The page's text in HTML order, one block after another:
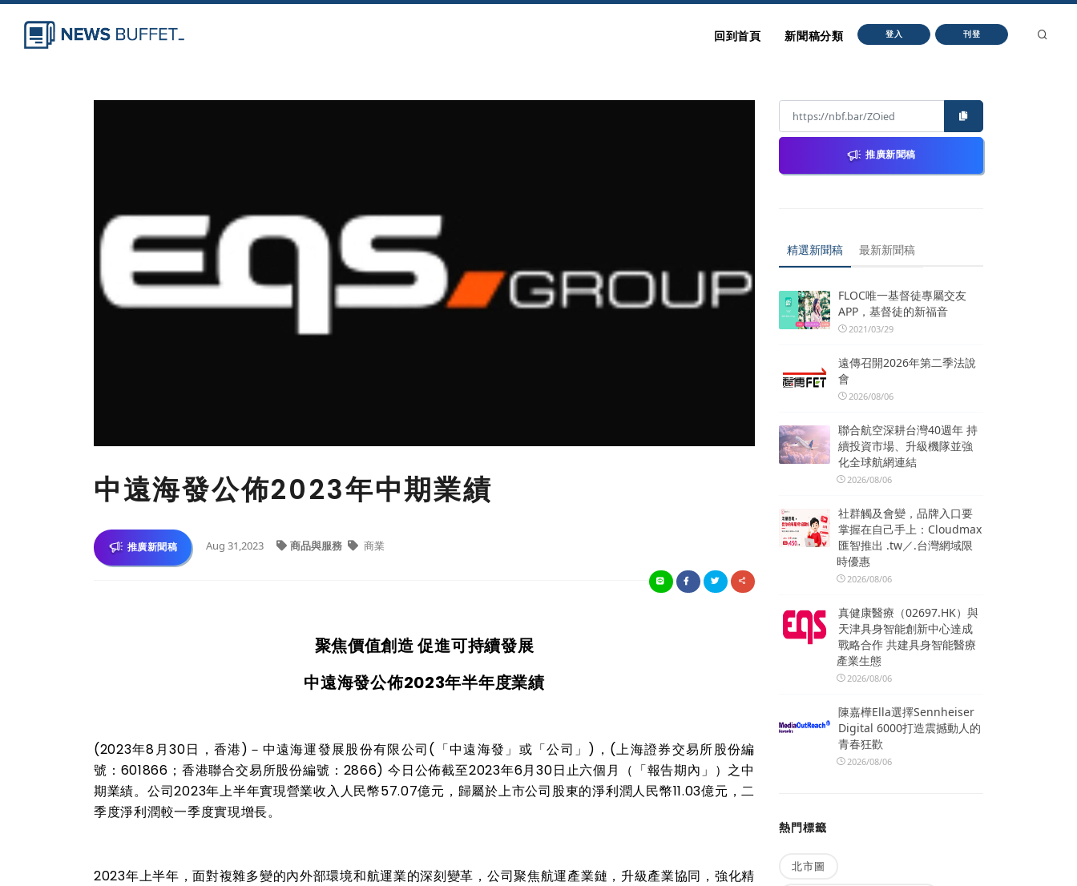
回到首頁 新聞稿分類 登入 刊登
中遠海發公佈2023年中期業績
推廣新聞稿 Aug 31,2023 商品與服務 商業
聚焦價值創造 促進可持續發展
中遠海發公佈2023年半年度業績
(2023年8月30日，香港) －中遠海運發展股份有限公司( 「中遠海發」或「公司」 ) ， (上海證券交易所股份編
號： 601866 ；香港聯合交易所股份編號： 2866) 今日公佈截至2023年6月30日止六個月（「報告期內」）之中
期業績。公司2023年上半年實現營業收入人民幣57.07億元，歸屬於上市公司股東的淨利潤人民幣11.03億元，二
季度淨利潤較一季度實現增長。
2023年上半年，面對複雜多變的內外部環境和航運業的深刻變革，公司聚焦航運產業鏈，升級產業協同，強化精
推廣新聞稿
精選新聞稿 最新新聞稿
FLOC唯一基督徒專屬交友
APP，基督徒的新福音
2021/03/29
遠傳召開2026年第二季法說
會
2026/08/06
聯合航空深耕台灣40週年 持
續投資市場、升級機隊並強
化全球航網連結
2026/08/06
社群觸及會變，品牌入口要
掌握在自己手上：Cloudmax
匯智推出 .tw／.台灣網域限
時優惠
2026/08/06
真健康醫療（02697.HK）與
天津具身智能創新中心達成
戰略合作 共建具身智能醫療
產業生態
2026/08/06
陳嘉樺Ella選擇Sennheiser
Digital 6000打造震撼動人的
青春狂歡
2026/08/06
熱門標籤
北市圖